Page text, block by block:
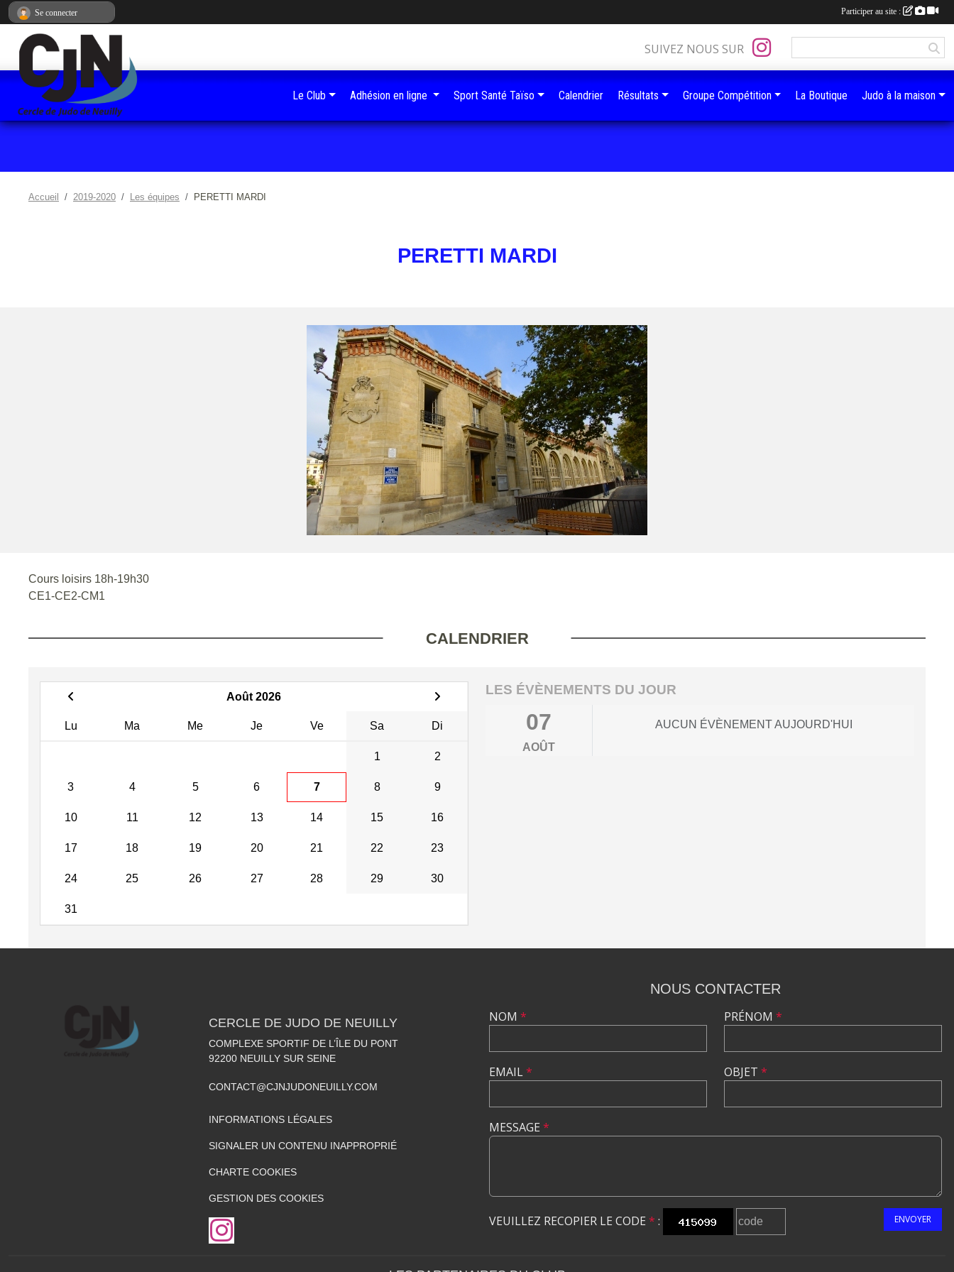
Accueil 2019-2020 Les équipes PERETTI MARDI
PERETTI MARDI
Cours loisirs 18h-19h30
CE1-CE2-CM1
CALENDRIER
Août 2026
Lu Ma Me Je Ve Sa Di
1 2
3 4 5 6 7 8 9
10 11 12 13 14 15 16
17 18 19 20 21 22 23
24 25 26 27 28 29 30
31
LES ÉVÈNEMENTS DU JOUR
07
AOÛT
AUCUN ÉVÈNEMENT AUJOURD'HUI
SUIVEZ NOUS SUR
Le Club Adhésion en ligne Sport Santé Taïso Calendrier Résultats Groupe Compétition La Boutique Judo à la maison
CERCLE DE JUDO DE NEUILLY
COMPLEXE SPORTIF DE L’ÎLE DU PONT
92200 NEUILLY SUR SEINE
CONTACT@CJNJUDONEUILLY.COM
INFORMATIONS LÉGALES
SIGNALER UN CONTENU INAPPROPRIÉ
CHARTE COOKIES
GESTION DES COOKIES
NOUS CONTACTER
NOM *
EMAIL*
PRÉNOM *
OBJET *
MESSAGE *
VEUILLEZ RECOPIER LE CODE * : ENVOYER
Se connecter Participer au site :
Panneau de gestion des cookies